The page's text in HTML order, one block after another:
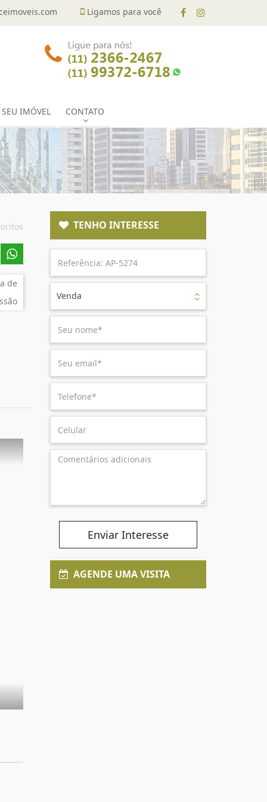
Ligamos para você
IMÓVEL CONTATO
de
TENHO INTERESSE
Venda
Enviar Interesse
AGENDE UMA VISITA